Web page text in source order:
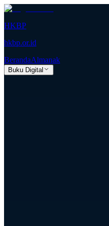
HKBP
hkbp.or.id
BerandaAlmanak
Buku Digital